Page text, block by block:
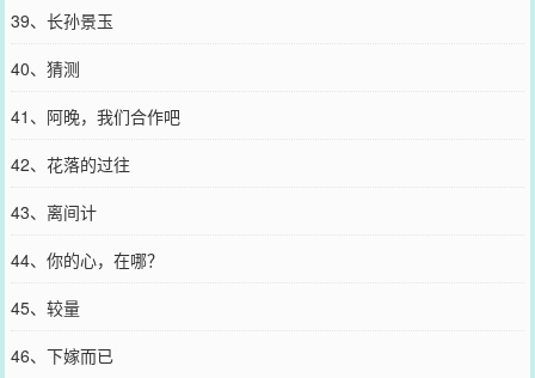
39、长孙景玉
40、猜测
41、阿晚，我们合作吧
42、花落的过往
43、离间计
44、你的心，在哪？
45、较量
46、下嫁而已